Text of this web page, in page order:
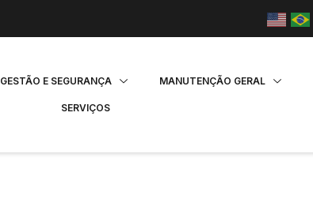
GESTÃO E SEGURANÇA MANUTENÇÃO GERAL
SERVIÇOS